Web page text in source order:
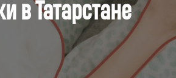
в Татарстане